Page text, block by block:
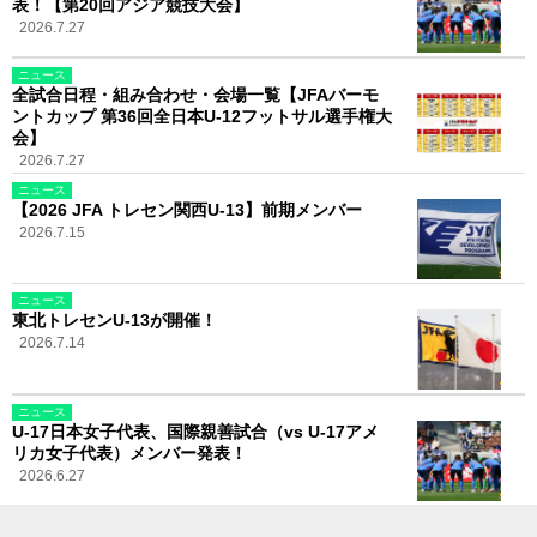
表！【第20回アジア競技大会】
2026.7.27
ニュース
全試合日程・組み合わせ・会場一覧【JFAバーモ
ントカップ 第36回全日本U-12フットサル選手権大
会】
2026.7.27
ニュース
【2026 JFA トレセン関西U-13】前期メンバー
2026.7.15
ニュース
東北トレセンU-13が開催！
2026.7.14
ニュース
U-17日本女子代表、国際親善試合（vs U-17アメ
リカ女子代表）メンバー発表！
2026.6.27